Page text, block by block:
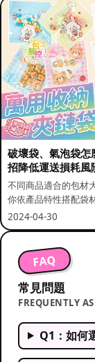
破壞袋、氣泡袋怎
招降低運送損耗風
不同商品適合的包材
你依產品特性搭配袋
更安全。
2024-04-30
FAQ
常見問題
FREQUENTLY
Q1：如何